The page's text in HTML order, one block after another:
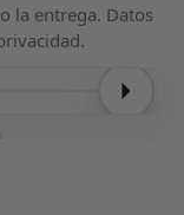
la entrega. Datos